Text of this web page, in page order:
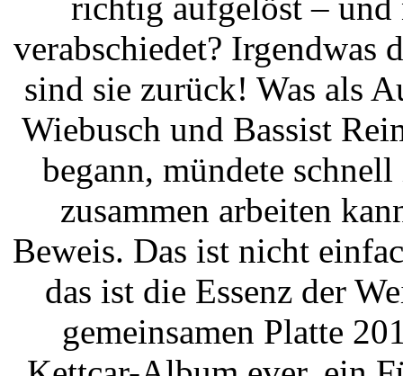
verabschiedet? Irgendwas
sind sie zurück! Was als
Wiebusch und Bassist
begann, mündete
zusammen arbeiten
Beweis. Das ist nicht
das ist die Essenz der
gemeinsamen Platte